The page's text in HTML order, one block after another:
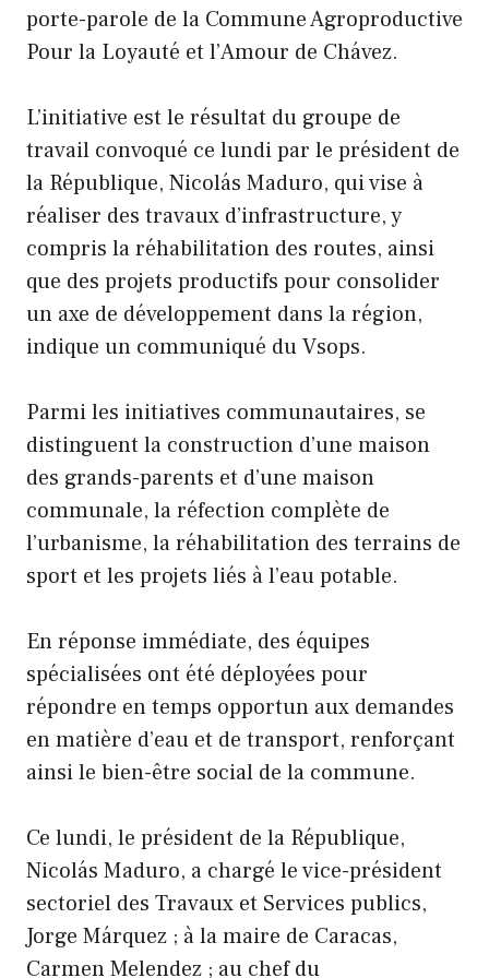
porte-parole de la Commune Agroproductive
Pour la Loyauté et l’Amour de Chávez.
L’initiative est le résultat du groupe de
travail convoqué ce lundi par le président de
la République, Nicolás Maduro, qui vise à
réaliser des travaux d’infrastructure, y
compris la réhabilitation des routes, ainsi
que des projets productifs pour consolider
un axe de développement dans la région,
indique un communiqué du Vsops.
Parmi les initiatives communautaires, se
distinguent la construction d’une maison
des grands-parents et d’une maison
communale, la réfection complète de
l’urbanisme, la réhabilitation des terrains de
sport et les projets liés à l’eau potable.
En réponse immédiate, des équipes
spécialisées ont été déployées pour
répondre en temps opportun aux demandes
en matière d’eau et de transport, renforçant
ainsi le bien-être social de la commune.
Ce lundi, le président de la République,
Nicolás Maduro, a chargé le vice-président
sectoriel des Travaux et Services publics,
Jorge Márquez ; à la maire de Caracas,
Carmen Melendez ; au chef du